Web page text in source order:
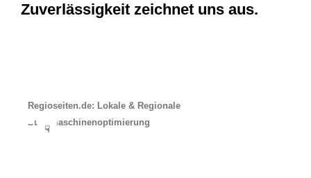
Zuverlässigkeit zeichnet uns aus.
Regioseiten.de: Lokale & Regionale
Suchmaschinenoptimierung
☟